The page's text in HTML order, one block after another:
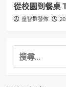
從校園到餐桌
童智群發佈
搜
尋